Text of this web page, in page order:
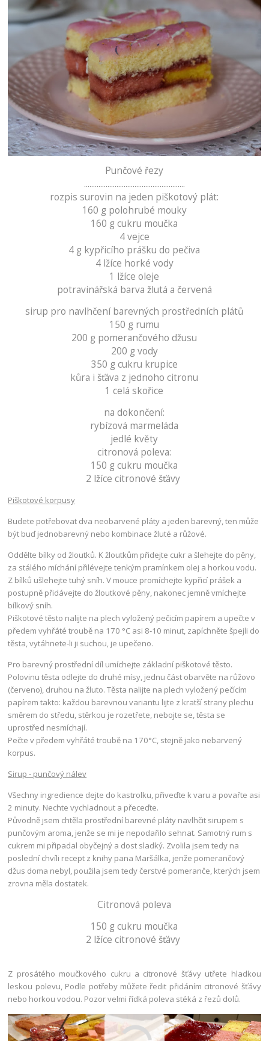
Punčové řezy
........................................................
rozpis surovin na jeden piškotový plát:
160 g polohrubé mouky
160 g cukru moučka
4 vejce
4 g kypřicího prášku do pečiva
4 lžíce horké vody
1 lžíce oleje
potravinářská barva žlutá a červená
sirup pro navlhčení barevných prostředních plátů
150 g rumu
200 g pomerančového džusu
200 g vody
350 g cukru krupice
kůra i šťáva z jednoho citronu
1 celá skořice
na dokončení:
rybízová marmeláda
jedlé květy
citronová poleva:
150 g cukru moučka
2 lžíce citronové šťávy
Piškotové korpusy
Budete potřebovat dva neobarvené pláty a jeden barevný, ten může
být buď jednobarevný nebo kombinace žluté a růžové.
Oddělte bílky od žloutků. K žloutkům přidejte cukr a šlehejte do pěny,
za stálého míchání přilévejte tenkým pramínkem olej a horkou vodu.
Z bílků ušlehejte tuhý sníh. V mouce promíchejte kypřicí prášek a
postupně přidávejte do žloutkové pěny, nakonec jemně vmíchejte
bílkový sníh.
Piškotové těsto nalijte na plech vyložený pečicím papírem a upečte v
předem vyhřáté troubě na 170 °C asi 8-10 minut, zapíchněte špejli do
těsta, vytáhnete-li ji suchou, je upečeno.
Pro barevný prostřední díl umíchejte základní piškotové těsto.
Polovinu těsta odlejte do druhé mísy, jednu část obarvěte na růžovo
(červeno), druhou na žluto. Těsta nalijte na plech vyložený pečícím
papírem takto: každou barevnou variantu lijte z kratší strany plechu
směrem do středu, stěrkou je rozetřete, nebojte se, těsta se
uprostřed nesmíchají.
Pečte v předem vyhřáté troubě na 170°C, stejně jako nebarvený
korpus.
Sirup - punčový nálev
Všechny ingredience dejte do kastrolku, přiveďte k varu a povařte asi
2 minuty. Nechte vychladnout a přeceďte.
Původně jsem chtěla prostřední barevné pláty navlhčit sirupem s
punčovým aroma, jenže se mi je nepodařilo sehnat. Samotný rum s
cukrem mi připadal obyčejný a dost sladký. Zvolila jsem tedy na
poslední chvíli recept z knihy pana Maršálka, jenže pomerančový
džus doma nebyl, použila jsem tedy čerstvé pomeranče, kterých jsem
zrovna měla dostatek.
Citronová poleva
150 g cukru moučka
2 lžíce citronové šťávy
Z prosátého moučkového cukru a citronové šťávy utřete hladkou
leskou polevu, Podle potřeby můžete ředit přidáním citronové šťávy
nebo horkou vodou. Pozor velmi řídká poleva stéká z řezů dolů.